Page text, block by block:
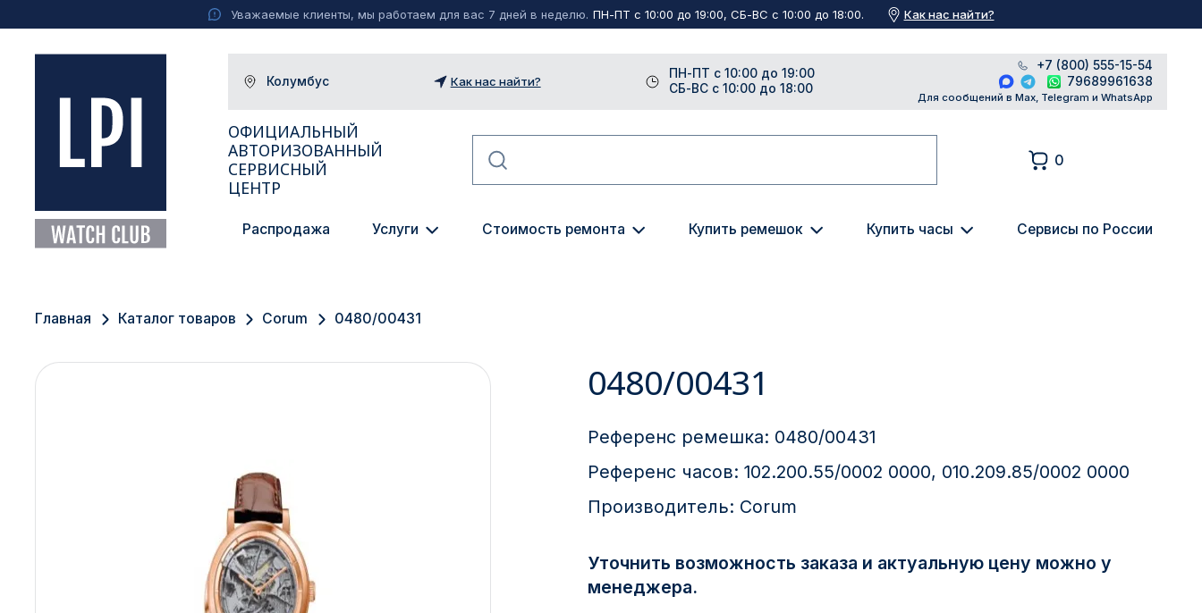
Уважаемые клиенты, мы работаем для вас 7 дней в неделю. ПН-ПТ с 10:00 до 19:00, СБ-ВС с 10:00 до 18:00. Как нас найти?
Колумбус
Санкт-Петербург
Новосибирск
Владивосток
Казань
Волгоград
Кемерово
Как нас найти?
ПН-ПТ с 10:00 до 19:00
СБ-ВС с 10:00 до 18:00
+7 (800) 555-15-54
79689961638
Для сообщений в Max, Telegram и WhatsApp
ОФИЦИАЛЬНЫЙ
АВТОРИЗОВАННЫЙ
СЕРВИСНЫЙ
ЦЕНТР
0
Распродажа Услуги Стоимость ремонта Купить ремешок Купить часы Сервисы по России
Главная Каталог товаров Corum 0480/00431
0480/00431
Референс ремешка: 0480/00431
Референс часов: 102.200.55/0002 0000, 010.209.85/0002 0000
Производитель: Corum
Уточнить возможность заказа и актуальную цену можно у
менеджера.